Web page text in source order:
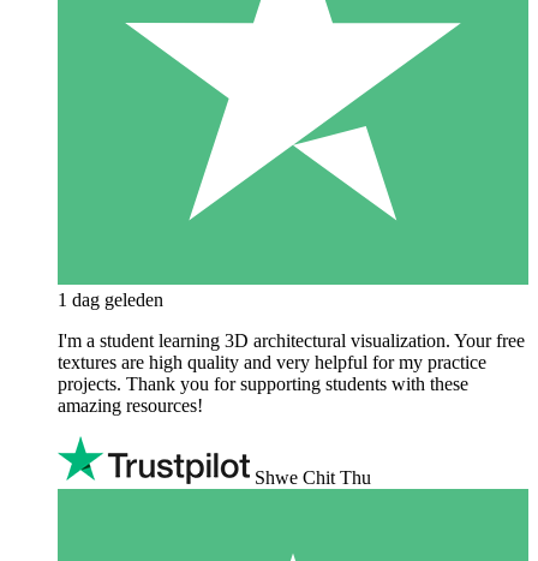
1 dag geleden
I'm a student learning 3D architectural visualization. Your free
textures are high quality and very helpful for my practice
projects. Thank you for supporting students with these
amazing resources!
Shwe Chit Thu